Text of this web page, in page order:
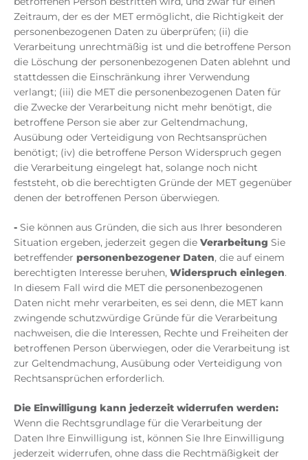
Zeitraum, der es der MET ermöglicht, die Richtigkeit der
personenbezogenen Daten zu überprüfen; (ii) die
Verarbeitung unrechtmäßig ist und die betroffene Person
die Löschung der personenbezogenen Daten ablehnt und
stattdessen die Einschränkung ihrer Verwendung
verlangt; (iii) die MET die personenbezogenen Daten für
die Zwecke der Verarbeitung nicht mehr benötigt, die
betroffene Person sie aber zur Geltendmachung,
Ausübung oder Verteidigung von Rechtsansprüchen
benötigt; (iv) die betroffene Person Widerspruch gegen
die Verarbeitung eingelegt hat, solange noch nicht
feststeht, ob die berechtigten Gründe der MET gegenüber
denen der betroffenen Person überwiegen.
- Sie können aus Gründen, die sich aus Ihrer besonderen
Situation ergeben, jederzeit gegen die Verarbeitung Sie
betreffender personenbezogener Daten, die auf einem
berechtigten Interesse beruhen, Widerspruch einlegen.
In diesem Fall wird die MET die personenbezogenen
Daten nicht mehr verarbeiten, es sei denn, die MET kann
zwingende schutzwürdige Gründe für die Verarbeitung
nachweisen, die die Interessen, Rechte und Freiheiten der
betroffenen Person überwiegen, oder die Verarbeitung ist
zur Geltendmachung, Ausübung oder Verteidigung von
Rechtsansprüchen erforderlich.
Die Einwilligung kann jederzeit widerrufen werden:
Wenn die Rechtsgrundlage für die Verarbeitung der
Daten Ihre Einwilligung ist, können Sie Ihre Einwilligung
jederzeit widerrufen, ohne dass die Rechtmäßigkeit der